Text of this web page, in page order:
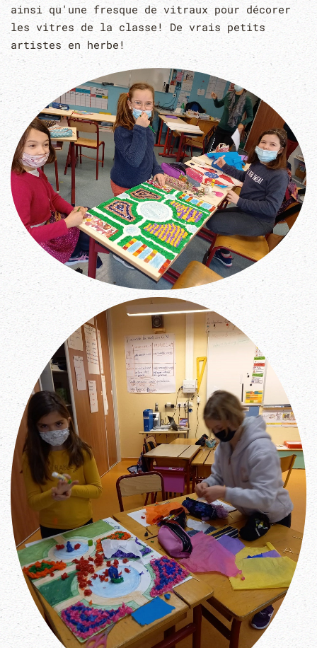
ainsi qu'une fresque de vitraux pour décorer
les vitres de la classe! De vrais petits
artistes en herbe!